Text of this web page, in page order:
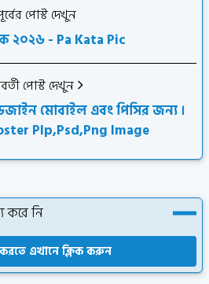
পোস্ট দেখুন
২০২৬ - Pa Kata Pic
পোস্ট দেখুন
মোবাইল এবং পিসির জন্য ।
Plp,Psd,Png Image
করে নি
করতে এখানে ক্লিক করুন